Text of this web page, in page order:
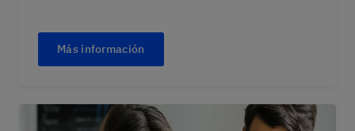
Más información